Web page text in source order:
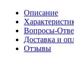
Описание
Вопросы-
Доставка и
Отзывы